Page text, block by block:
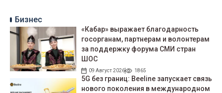
Бизнес
«Кабар» выражает благодарность
госорганам, партнерам и волонтерам
за поддержку форума СМИ стран
ШОС
09 Август 2026 1865
5G без границ: Beeline запускает связь
нового поколения в международном